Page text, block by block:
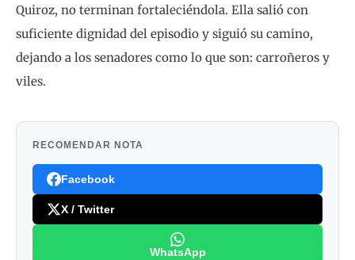
Quiroz, no terminan fortaleciéndola. Ella salió con
suficiente dignidad del episodio y siguió su camino,
dejando a los senadores como lo que son: carroñeros y
viles.
RECOMENDAR NOTA
Facebook
X / Twitter
WhatsApp